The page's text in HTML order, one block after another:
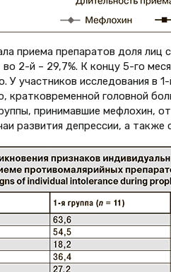
приема препаратов доля лиц
во 2-й – 29,7%. К концу 5-го
У участников исследования в
кратковременной головной
принимавшие мефлохин,
развития депрессии, а